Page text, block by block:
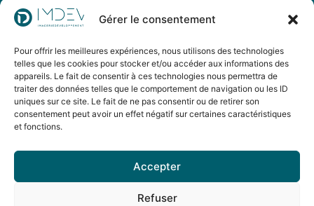
Gérer le consentement
Pour offrir les meilleures expériences, nous utilisons des technologies
telles que les cookies pour stocker et/ou accéder aux informations des
appareils. Le fait de consentir à ces technologies nous permettra de
traiter des données telles que le comportement de navigation ou les ID
uniques sur ce site. Le fait de ne pas consentir ou de retirer son
consentement peut avoir un effet négatif sur certaines caractéristiques
et fonctions.
Accepter
Refuser
IMDEV est un groupement d’imagerie médicale
d’envergure nationale dont l’objectif est de développer
l’accès aux soins sur tous les territoires en alliant
excellence et innovation.